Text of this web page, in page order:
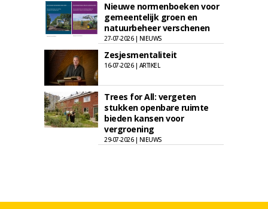
Nieuwe normenboeken voor
gemeentelijk groen en
natuurbeheer verschenen
27-07-2026 | NIEUWS
Zesjesmentaliteit
16-07-2026 | ARTIKEL
Trees for All: vergeten
stukken openbare ruimte
bieden kansen voor
vergroening
29-07-2026 | NIEUWS